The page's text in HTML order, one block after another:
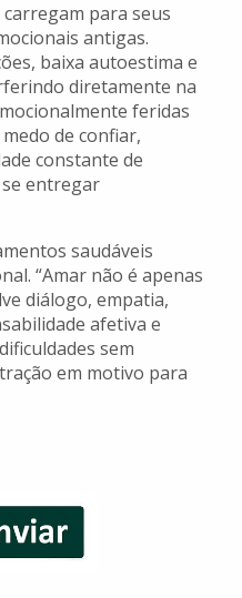
para seus
antigas.
baixa autoestima e
diretamente na
feridas
de confiar,
constante de
se entregar
saudáveis
“Amar não é apenas
diálogo, empatia,
afetiva e
sem
em motivo para